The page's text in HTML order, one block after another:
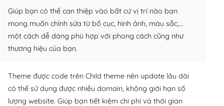
Giúp bạn có thể can thiệp vào bất cứ vị trí nào bạn
mong muốn chỉnh sửa từ bố cục, hình ảnh, màu sắc,…
một cách dễ dàng phù hợp với phong cách cũng như
thương hiệu của bạn.
Theme được code trên Child theme nên update lâu dài
có thể sử dụng được nhiều domain, không giới hạn số
lượng website. Giúp bạn tiết kiệm chi phí và thời gian